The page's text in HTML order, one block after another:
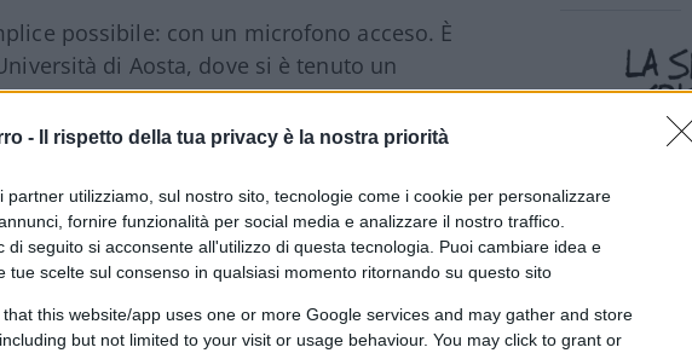
- Il rispetto della tua privacy è la nostra priorità
partner utilizziamo, sul nostro sito, tecnologie come i cookie per personalizzare
fornire funzionalità per social media e analizzare il nostro traffico.
di seguito si acconsente all'utilizzo di questa tecnologia. Puoi cambiare idea e
tue scelte sul consenso in qualsiasi momento ritornando su questo sito
that this website/app uses one or more Google services and may gather and store
but not limited to your visit or usage behaviour. You may click to grant or
possibile: con un microfono acceso. È
di Aosta, dove si è tenuto un
promettente: “Le ragioni del sì e del
penali del Distretto Piemonte
dell’Università di Torino,Enrico
no”. A moderare, il presidente del